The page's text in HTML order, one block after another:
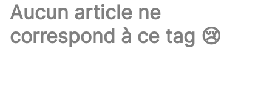
Aucun article ne
correspond à ce tag 😢